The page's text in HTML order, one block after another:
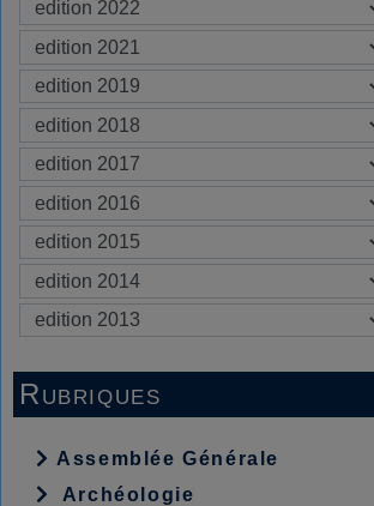
Rubriques
Assemblée Générale
Archéologie